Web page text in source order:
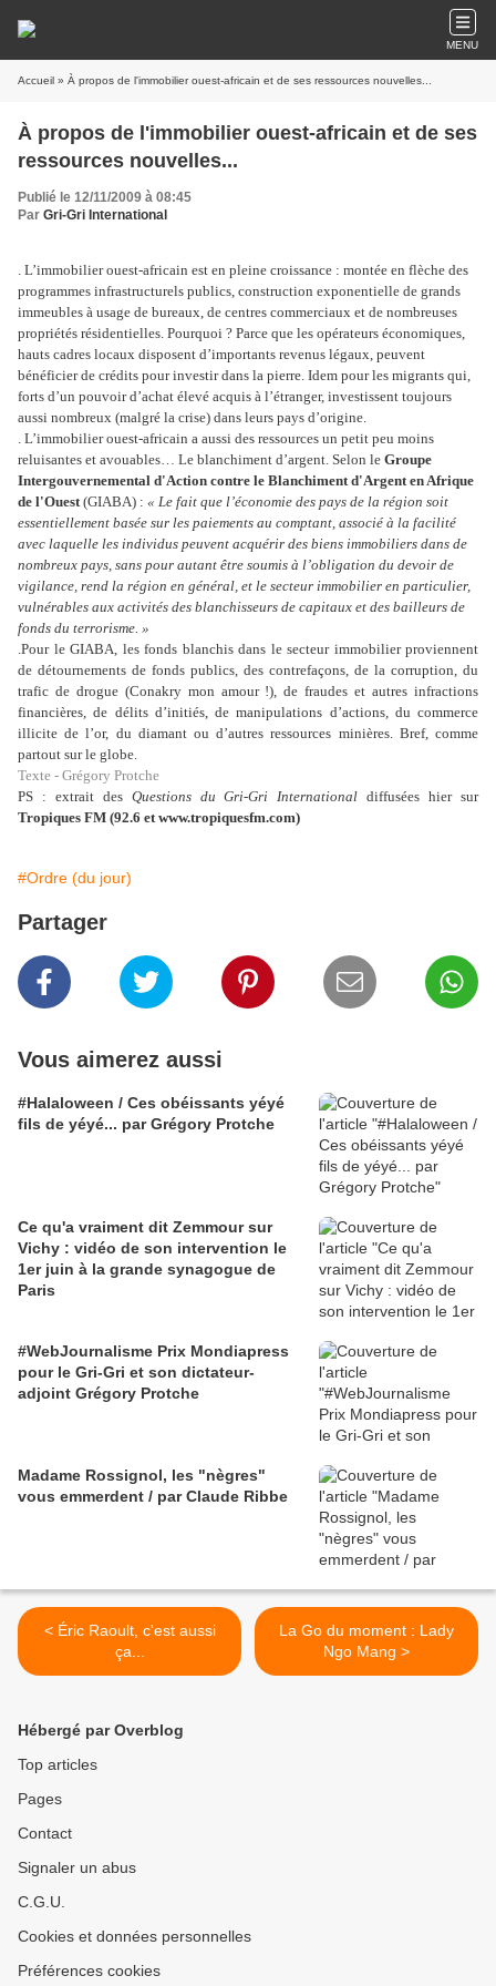
MENU
Accueil » À propos de l'immobilier ouest-africain et de ses ressources nouvelles...
À propos de l'immobilier ouest-africain et de ses
ressources nouvelles...
Publié le 12/11/2009 à 08:45
Par Gri-Gri International
. L’immobilier ouest-africain est en pleine croissance : montée en flèche des
programmes infrastructurels publics, construction exponentielle de grands
immeubles à usage de bureaux, de centres commerciaux et de nombreuses
propriétés résidentielles. Pourquoi ? Parce que les opérateurs économiques,
hauts cadres locaux disposent d’importants revenus légaux, peuvent
bénéficier de crédits pour investir dans la pierre. Idem pour les migrants qui,
forts d’un pouvoir d’achat élevé acquis à l’étranger, investissent toujours
aussi nombreux (malgré la crise) dans leurs pays d’origine.
. L’immobilier ouest-africain a aussi des ressources un petit peu moins
reluisantes et avouables… Le blanchiment d’argent. Selon le Groupe
Intergouvernemental d'Action contre le Blanchiment d'Argent en Afrique
de l'Ouest(GIABA) : « Le fait que l’économie des pays de la région soit
essentiellement basée sur les paiements au comptant, associé à la facilité
avec laquelle les individus peuvent acquérir des biens immobiliers dans de
nombreux pays, sans pour autant être soumis à l’obligation du devoir de
vigilance, rend la région en général, et le secteur immobilier en particulier,
vulnérables aux activités des blanchisseurs de capitaux et des bailleurs de
fonds du terrorisme. »
.Pour le GIABA, les fonds blanchis dans le secteur immobilier proviennent
de détournements de fonds publics, des contrefaçons, de la corruption, du
trafic de drogue (Conakry mon amour !), de fraudes et autres infractions
financières, de délits d’initiés, de manipulations d’actions, du commerce
illicite de l’or, du diamant ou d’autres ressources minières. Bref, comme
partout sur le globe.
Texte - Grégory Protche
PS : extrait des Questions du Gri-Gri International diffusées hier sur
Tropiques FM (92.6 et www.tropiquesfm.com)
#Ordre (du jour)
Partager
Vous aimerez aussi
#Halaloween / Ces obéissants yéyé
fils de yéyé... par Grégory Protche
Ce qu'a vraiment dit Zemmour sur
Vichy : vidéo de son intervention le
1er juin à la grande synagogue de
Paris
#WebJournalisme Prix Mondiapress
pour le Gri-Gri et son dictateur-
adjoint Grégory Protche
Madame Rossignol, les "nègres"
vous emmerdent / par Claude Ribbe
< Éric Raoult, c'est aussi
ça...
La Go du moment : Lady
Ngo Mang >
Hébergé par Overblog
Top articles
Pages
Contact
Signaler un abus
C.G.U.
Cookies et données personnelles
Préférences cookies